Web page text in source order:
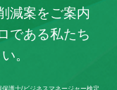
減案をご案内
である私たち
。
護士/ビジネスマネージャー検定